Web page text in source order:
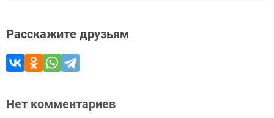
Расскажите друзьям
Нет комментариев